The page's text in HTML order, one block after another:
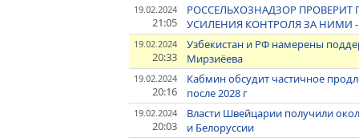
19.02.2024
21:05
РОССЕЛЬХОЗНАДЗОР
УСИЛЕНИЯ КОНТРОЛЯ ЗА НИМИ
19.02.2024
20:33
Узбекистан и РФ намерены
Мирзиёева
19.02.2024
20:16
Кабмин обсудит частичное
после 2028 г
19.02.2024
20:03
Власти Швейцарии получили
и Белоруссии